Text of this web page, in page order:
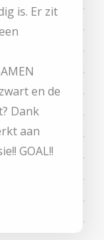
is. Er zit
en de
Dank
aan
GOAL!!